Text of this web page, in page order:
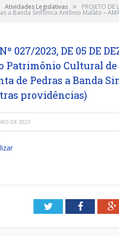
Atividades Legislativas » PROJETO
a Banda Sinfônica Antônio Malato –
027/2023, DE 05 DE
Patrimônio Cultural
de Pedras a Banda
providências)
DE 2023
TwitterFacebook